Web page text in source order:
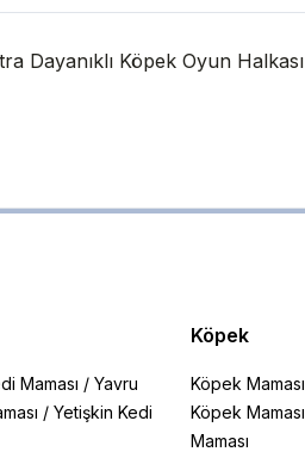
Dayanıklı Köpek Oyun Halkası
Maması / Yavru
/ Yetişkin Kedi
Köpek
Köpek Maması
Köpek Maması
Maması